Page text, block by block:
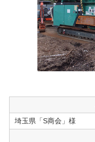
埼玉県「S商会」様